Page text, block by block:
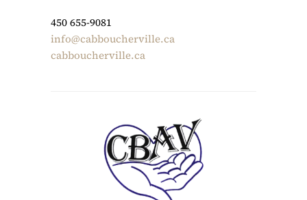
450 655-9081
info@cabboucherville.ca
cabboucherville.ca